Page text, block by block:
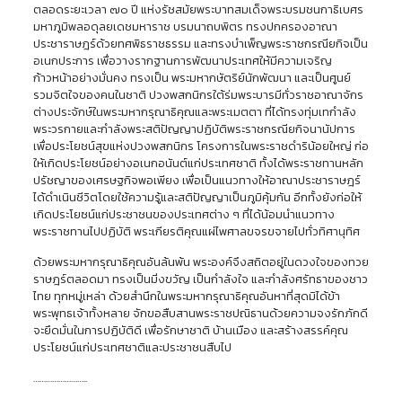
ตลอดระยะเวลา ๗๐ ปี แห่งรัชสมัยพระบาทสมเด็จพระบรมชนกาธิเบศร
มหาภูมิพลอดุลยเดชมหาราช บรมนาถบพิตร ทรงปกครองอาณา
ประชาราษฎร์ด้วยทศพิธราชธรรม และทรงบำเพ็ญพระราชกรณียกิจเป็น
อเนกประการ เพื่อวางรากฐานการพัฒนาประเทศให้มีความเจริญ
ก้าวหน้าอย่างมั่นคง ทรงเป็น พระมหากษัตริย์นักพัฒนา และเป็นศูนย์
รวมจิตใจของคนในชาติ ปวงพสกนิกรใต้ร่มพระบารมีทั่วราชอาณาจักร
ต่างประจักษ์ในพระมหากรุณาธิคุณและพระเมตตา ที่ได้ทรงทุ่มเทกำลัง
พระวรกายและกำลังพระสติปัญญาปฏิบัติพระราชกรณียกิจนานัปการ
เพื่อประโยชน์สุขแห่งปวงพสกนิกร โครงการในพระราชดำริน้อยใหญ่ ก่อ
ให้เกิดประโยชน์อย่างอเนกอนันต์แก่ประเทศชาติ ทั้งได้พระราชทานหลัก
ปรัชญาของเศรษฐกิจพอเพียง เพื่อเป็นแนวทางให้อาณาประชาราษฎร์
ได้ดำเนินชีวิตโดยใช้ความรู้และสติปัญญาเป็นภูมิคุ้มกัน อีกทั้งยังก่อให้
เกิดประโยซน์แก่ประชาชนของประเทศต่าง ๆ ที่ได้น้อมนำแนวทาง
พระราชทานไปปฏิบัติ พระเกียรติคุณแผ่ไพศาลขจรขจายไปทั่วทิศานุทิศ
ด้วยพระมหากรุณาธิคุณอันล้นพ้น พระองค์จึงสถิตอยู่ในดวงใจของทวย
ราษฎร์ตลอดมา ทรงเป็นมิ่งขวัญ เป็นกำลังใจ และกำลังศรัทธาของชาว
ไทย ทุกหมู่เหล่า ด้วยสำนึกในพระมหากรุณาธิคุณอันหาที่สุดมิได้ข้า
พระพุทธเจ้าทั้งหลาย จักขอสืบสานพระราชปณิธานด้วยความจงรักภักดี
จะยึดมั่นในการปฏิบัติดี เพื่อรักษาชาติ บ้านเมือง และสร้างสรรค์คุณ
ประโยชน์แก่ประเทศชาติและประชาชนสืบไป
……………………..